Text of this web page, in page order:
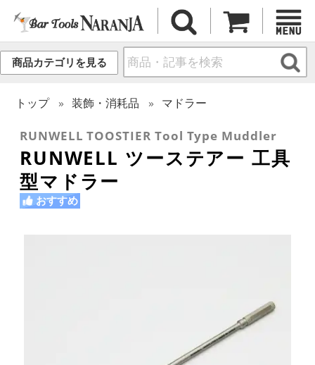
商品カテゴリを見る
トップ 装飾・消耗品 マドラー
RUNWELL TOOSTIER Tool Type Muddler
RUNWELL ツーステアー 工具
型マドラー
おすすめ